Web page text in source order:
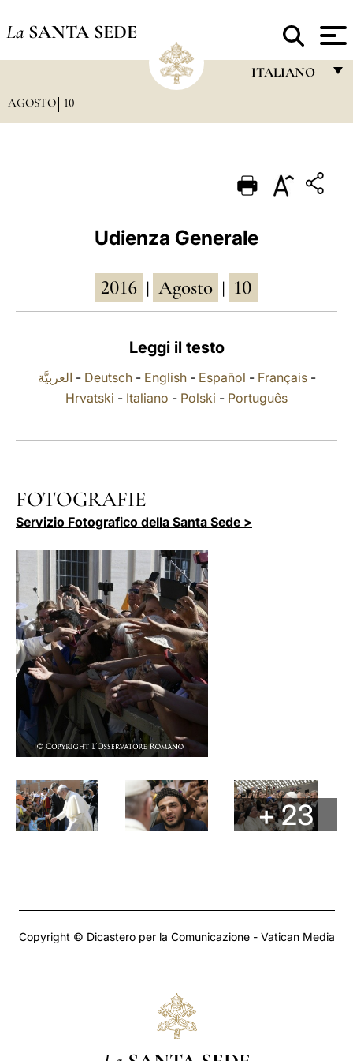
La SANTA SEDE
ITALIANO
PORTUGUÊS
POLSKI
LATINE
AGOSTO 10
Udienza Generale
2016 Agosto 10
Leggi il testo
العربيَّة - Deutsch- English- Español - Français-
Hrvatski - Italiano - Polski - Português
FOTOGRAFIE
Servizio Fotografico della Santa Sede >
+ 23
Copyright © Dicastero per la Comunicazione - Vatican Media